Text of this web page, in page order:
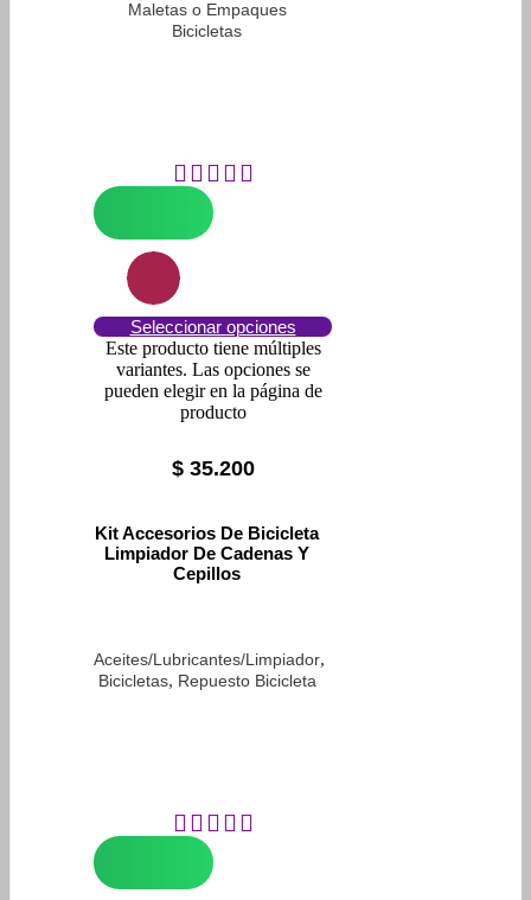
Maletas o Empaques
Bicicletas
Seleccionar opciones
Este producto tiene múltiples
variantes. Las opciones se
pueden elegir en la página de
producto
$35.200
Kit Accesorios De Bicicleta
Limpiador De Cadenas Y
Cepillos
Aceites/Lubricantes/Limpiador,
Bicicletas, Repuesto Bicicleta